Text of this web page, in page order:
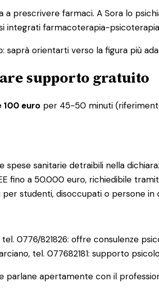
a prescrivere farmaci. A Sora lo
integrati farmacoterapia-
orientarti verso la figura più
supporto gratuito
100 euro per 45-50 minuti
sanitarie detraibili nella
fino a 50.000 euro, richiedibile
studenti, disoccupati o persone
0776/821826: offre consulenze
tel. 077682181: supporto
apertamente con il